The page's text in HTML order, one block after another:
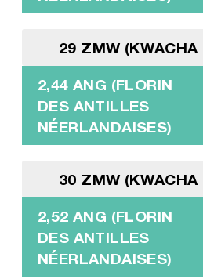
29 ZMW (KWACHA
2,44 ANG (FLORIN
DES ANTILLES
NÉERLANDAISES)
30 ZMW (KWACHA
2,52 ANG (FLORIN
DES ANTILLES
NÉERLANDAISES)